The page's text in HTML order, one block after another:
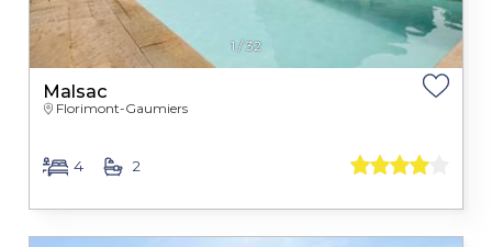
1 /32
Malsac
Florimont-Gaumiers
4 2